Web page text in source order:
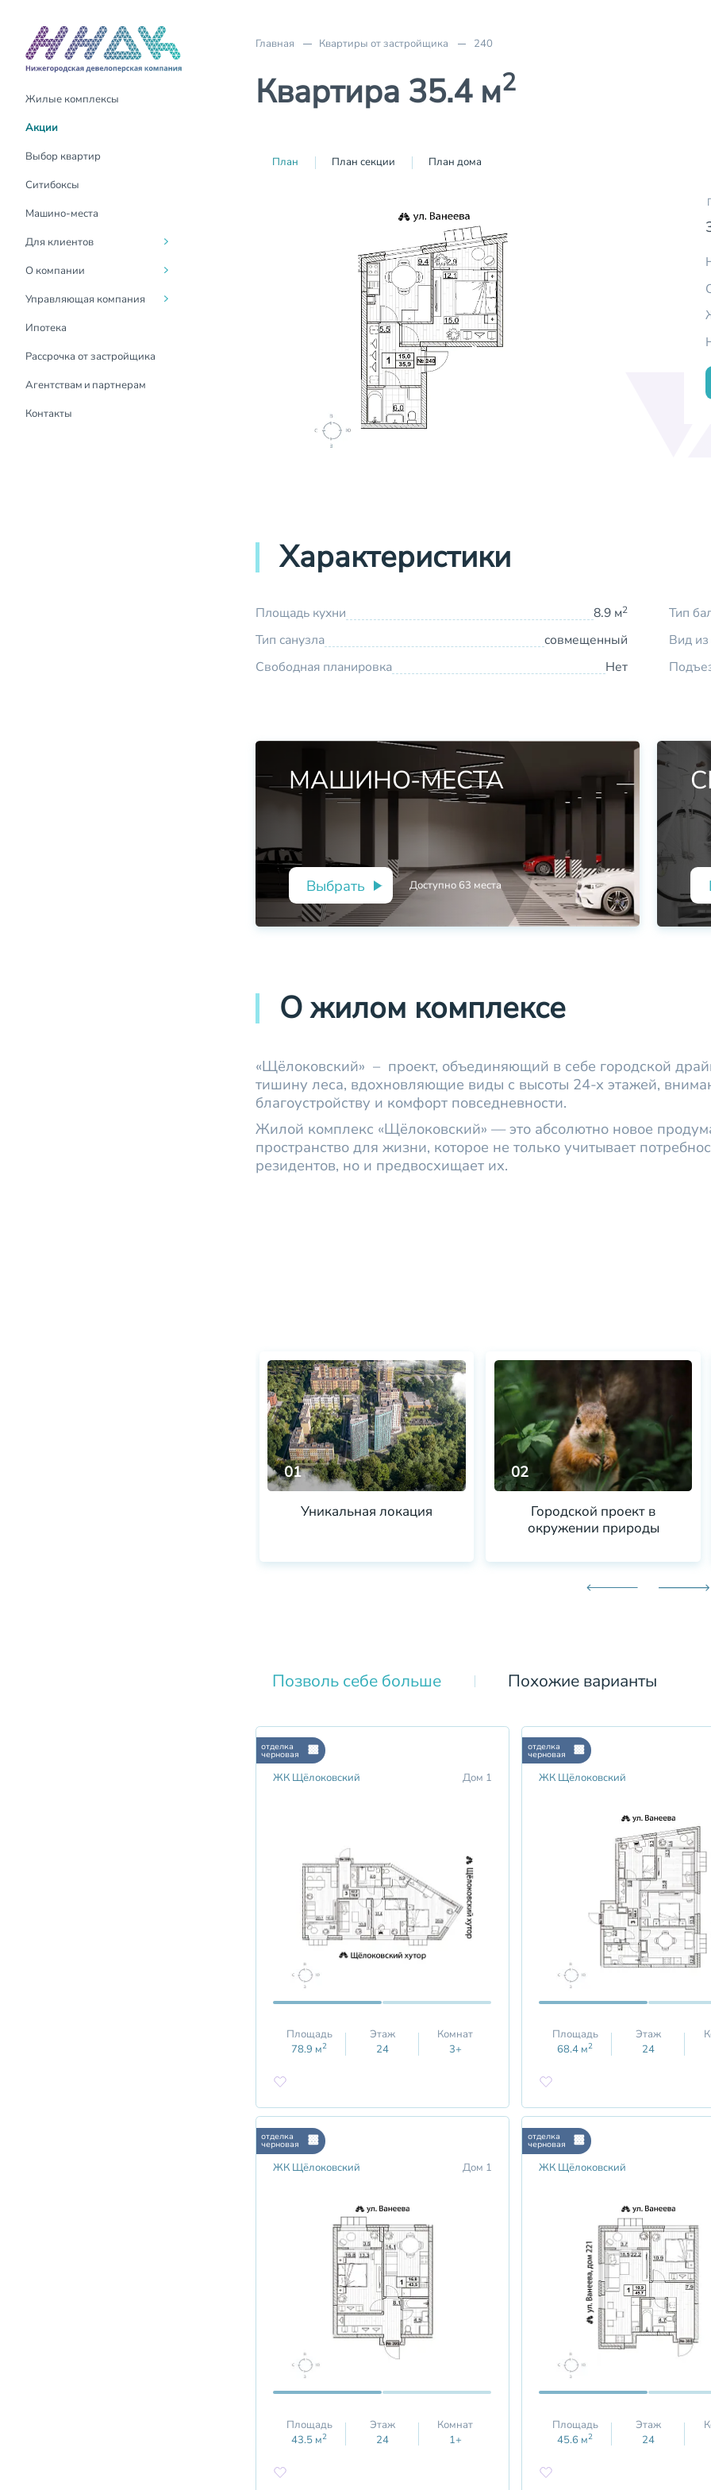
Жилые комплексы
Акции
Выбор квартир
Ситибоксы
Машино-места
Для клиентов
О компании
Управляющая компания
Ипотека
Рассрочка от застройщика
Агентствам и партнерам
Контакты
Акции
Трейд-Ин
Материнский капитал
Выдача ключей
Оформление
собственности
Покупка онлайн
недвижимость
Рассрочка от застройщика
О компании
Руководство
Социальная
Новости
СМИ о нас
О компании
Для жителей
Госуслуги Дом
Контакты
Главная Квартиры от застройщика 240
Квартира 35.4 м2
План План секции План дома
Характеристики
Площадь кухни 8.9 м2
Тип санузла
совмещенный
Свободная планировка
Нет
Тип
Вид
МАШИНО-МЕСТА
Выбрать Доступно 63 места
О жилом комплексе
«Щёлоковский» – проект, объединяющий в себе городской
тишину леса, вдохновляющие виды с высоты 24-х этажей,
благоустройству и комфорт повседневности.
Жилой комплекс «Щёлоковский» — это абсолютно новое
пространство для жизни, которое не только учитывает
резидентов, но и предвосхищает их.
01
Уникальная локация
02
Городской проект в
окружении природы
Позволь себе больше Похожие варианты
отделка
черновая
ЖК Щёлоковский Дом 1
Площадь
78.9 м2
Этаж
24
Комнат
3+
отделка
черновая
ЖК Щёлоковский
Площадь
68.4 м2
Этаж
24
отделка
черновая
ЖК Щёлоковский Дом 1
Площадь
43.5 м2
Этаж
24
Комнат
1+
отделка
черновая
ЖК Щёлоковский
Площадь
45.6 м2
Этаж
24